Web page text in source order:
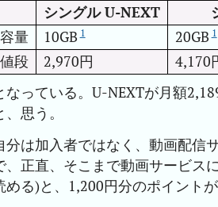
シングル U-NEXT
容量
10GB 1 20GB 1
値段
2,970円
4,170
なっている。U-NEXTが月額
、思う。
分は加入者ではなく、動画配信
、正直、そこまで動画サービス
める)と、1,200円分のポイント